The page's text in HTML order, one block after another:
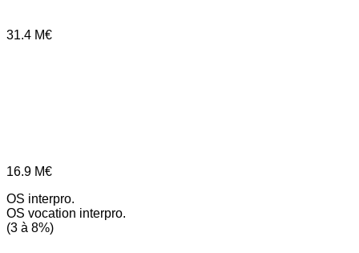
31.4 M€
16.9 M€
OS interpro.
OS vocation interpro.
(3 à 8%)